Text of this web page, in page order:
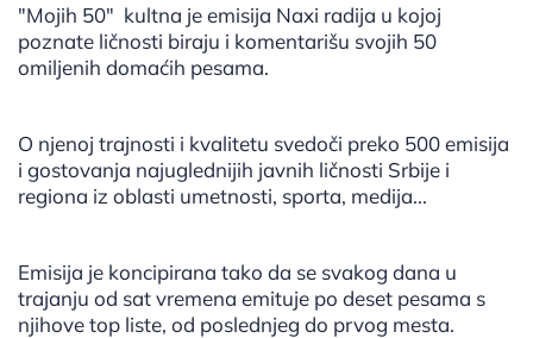
"Mojih 50" kultna je emisija Naxi radija u kojoj
poznate ličnosti biraju i komentarišu svojih 50
omiljenih domaćih pesama.
O njenoj trajnosti i kvalitetu svedoči preko 500 emisija
i gostovanja najuglednijih javnih ličnosti Srbije i
regiona iz oblasti umetnosti, sporta, medija...
Emisija je koncipirana tako da se svakog dana u
trajanju od sat vremena emituje po deset pesama s
njihove top liste, od poslednjeg do prvog mesta.